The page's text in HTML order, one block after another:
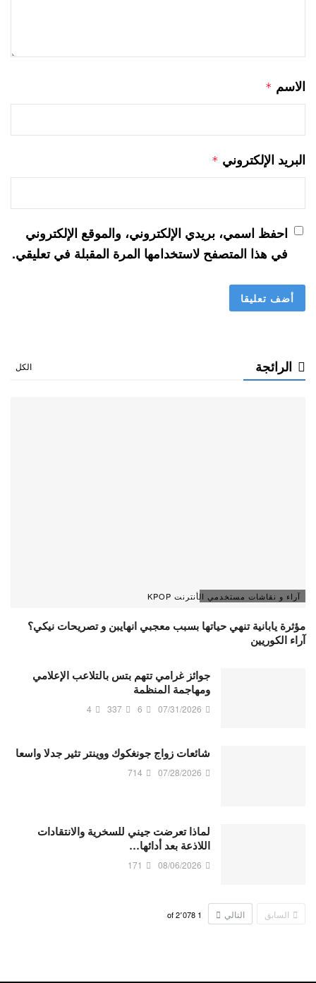
الاسم *
البريد الإلكتروني *
احفظ اسمي، بريدي الإلكتروني، والموقع الإلكتروني
في هذا المتصفح لاستخدامها المرة المقبلة في تعليقي.
الرائجة الكل
آراء و نقاشات مستخدمي الأنترنت KPOP
مؤثرة يابانية تنهي حياتها بسبب معجبي انهايبن و تصريحات نيكي؟
آراء الكوريين
جوائز غرامي تتهم بتس بالتلاعب الإعلامي
ومهاجمة المنظمة
07/31/2026
6
337
4
شائعات زواج جونغكوك ووينتر تثير جدلا واسعا
07/28/2026
714
لماذا تعرضت جيني للسخرية والانتقادات
اللاذعة بعد أدائها…
08/06/2026
171
السابق التالي 1 2٬078